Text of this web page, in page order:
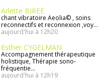
Arlette BIREE
chant vibratoire Aeolia© , soins
reconnectifs et reconnexion ,voy...
aujourd'hui à 12h20
Esther CYGELMAN
Accompagnement thérapeutique
holistique, Thérapie sono-
fréquentie...
aujourd'hui à 12h19